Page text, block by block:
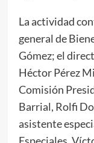
La actividad
general de
Gómez; el
Héctor Pérez
Comisión
Barrial, Rolfi
asistente
Especiales,